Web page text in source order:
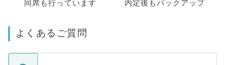
同席も行っています
内定後もバックアップ
よくあるご質問